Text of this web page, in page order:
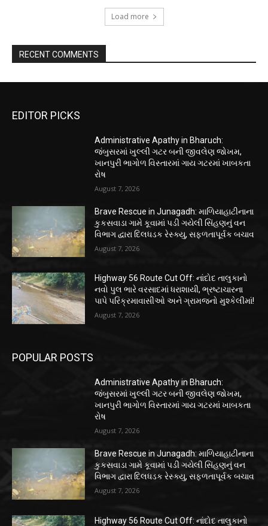
Load more
RECENT COMMENTS
EDITOR PICKS
Administrative Apathy in Bharuch:
જંબુસરમાં ખુલ્લી ગટર બની જીવલેણ જોખમ,
ખાનપુરી ભાગોળ વિસ્તારમાં ગાય ગટરમાં ખાબકતા
રોષ
August 7, 2026
Brave Rescue in Junagadh: માળિયાહાટીનાના
કુકસવાડા ગામે કૂવામાં પડી ગયેલી સિંહણનું વન
વિભાગ દ્વારા દિલધડક રેસ્ક્યુ, સફળતાપૂર્વક બચાવ
August 7, 2026
Highway 56 Route Cut Off: નાંદોદ તાલુકાનો
નવો પુલ ભારે વરસાદમાં ધરાશાયી, ભ્રષ્ટાચારના
પાપે પરિક્રમાવાસીઓ અને ગ્રામજનો મુશ્કેલીમાં!
August 7, 2026
POPULAR POSTS
Administrative Apathy in Bharuch:
જંબુસરમાં ખુલ્લી ગટર બની જીવલેણ જોખમ,
ખાનપુરી ભાગોળ વિસ્તારમાં ગાય ગટરમાં ખાબકતા
રોષ
August 7, 2026
Brave Rescue in Junagadh: માળિયાહાટીનાના
કુકસવાડા ગામે કૂવામાં પડી ગયેલી સિંહણનું વન
વિભાગ દ્વારા દિલધડક રેસ્ક્યુ, સફળતાપૂર્વક બચાવ
August 7, 2026
Highway 56 Route Cut Off: નાંદોદ તાલુકાનો